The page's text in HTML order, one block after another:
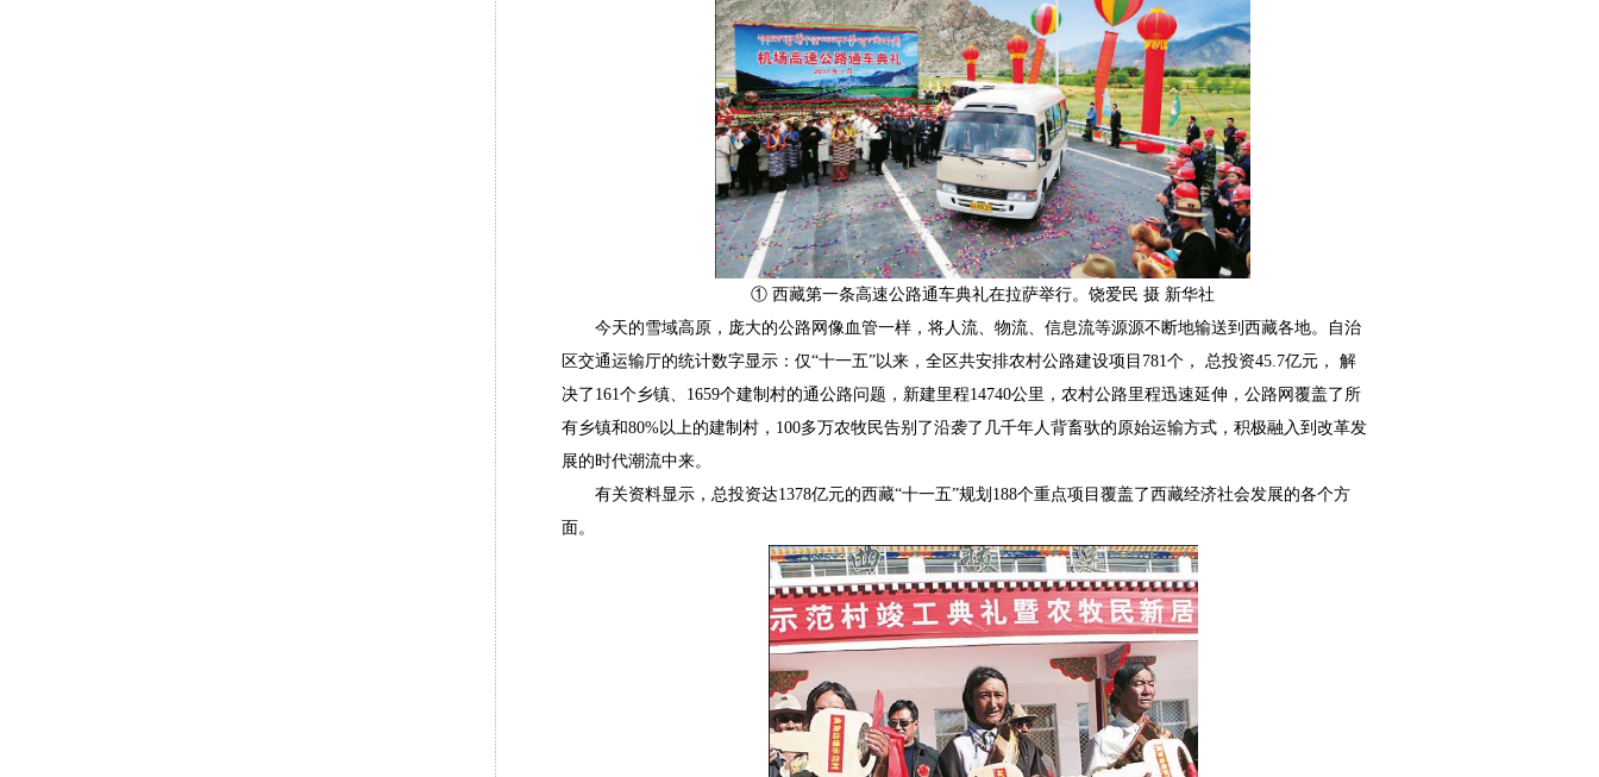
① 西藏第一条高速公路通车典礼在拉萨举行。饶爱民 摄 新华社
今天的雪域高原，庞大的公路网像血管一样，将人流、物流、信息流等源源不断地输送到西藏各地。自治
区交通运输厅的统计数字显示：仅“十一五”以来，全区共安排农村公路建设项目781个， 总投资45.7亿元， 解
决了161个乡镇、1659个建制村的通公路问题，新建里程14740公里，农村公路里程迅速延伸，公路网覆盖了所
有乡镇和80%以上的建制村，100多万农牧民告别了沿袭了几千年人背畜驮的原始运输方式，积极融入到改革发
展的时代潮流中来。
有关资料显示，总投资达1378亿元的西藏“十一五”规划188个重点项目覆盖了西藏经济社会发展的各个方
面。